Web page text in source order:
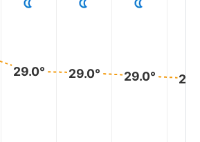
29.0° 29.0° 29.0°